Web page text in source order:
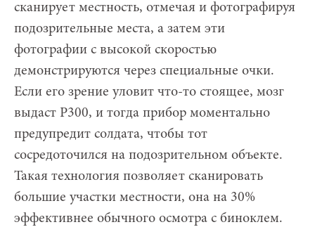
сканирует местность, отмечая и фотографируя
подозрительные места, а затем эти
фотографии с высокой скоростью
демонстрируются через специальные очки.
Если его зрение уловит что-то стоящее, мозг
выдаст P300, и тогда прибор моментально
предупредит солдата, чтобы тот
сосредоточился на подозрительном объекте.
Такая технология позволяет сканировать
большие участки местности, она на 30%
эффективнее обычного осмотра с биноклем.